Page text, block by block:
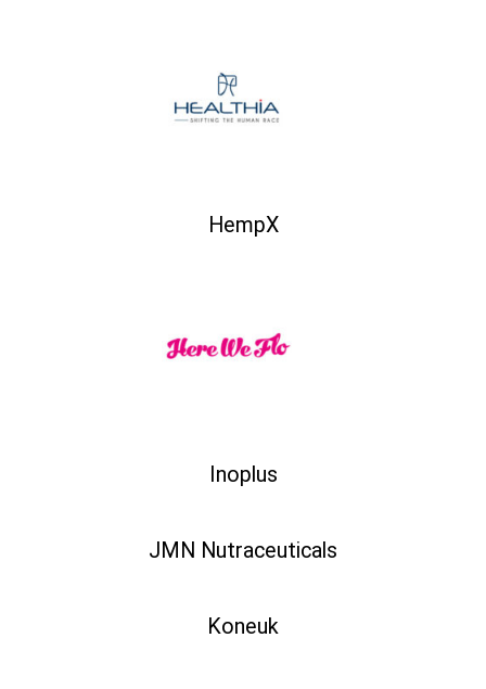
HempX
Inoplus
JMN Nutraceuticals
Koneuk